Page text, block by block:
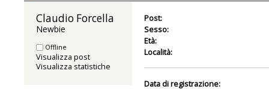
Claudio Forcella
Newbie
Offline
Visualizza post
Visualizza statistiche
Post:
Sesso:
Età:
Località:
Data di registrazione: